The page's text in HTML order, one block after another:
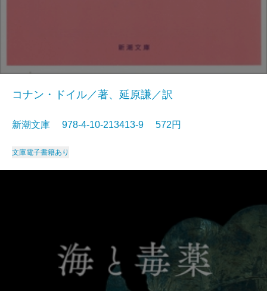
コナン・ドイル／著、延原謙／訳
新潮文庫 978-4-10-213413-9 572円
文庫電子書籍あり